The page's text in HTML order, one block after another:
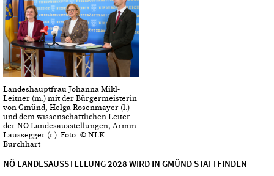
Landeshauptfrau Johanna Mikl-
Leitner (m.) mit der Bürgermeisterin
von Gmünd, Helga Rosenmayer (l.)
und dem wissenschaftlichen Leiter
der NÖ Landesausstellungen, Armin
Laussegger (r.). Foto: © NLK
Burchhart
NÖ LANDESAUSSTELLUNG 2028 WIRD IN GMÜND STATTFINDEN